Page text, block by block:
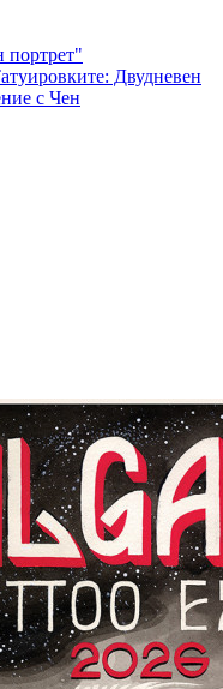
портрет"
Двудневен
с Чен